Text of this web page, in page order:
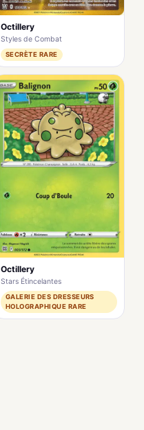
Octillery
Styles de Combat
SECRÈTE RARE
Octillery
Stars Étincelantes
GALERIE DES DRESSEURS
HOLOGRAPHIQUE RARE